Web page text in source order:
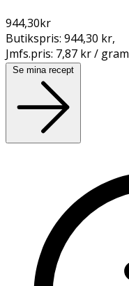
944,30kr
Butikspris: 944,30 kr,
Jmfs.pris: 7,87 kr / gram
Se mina recept